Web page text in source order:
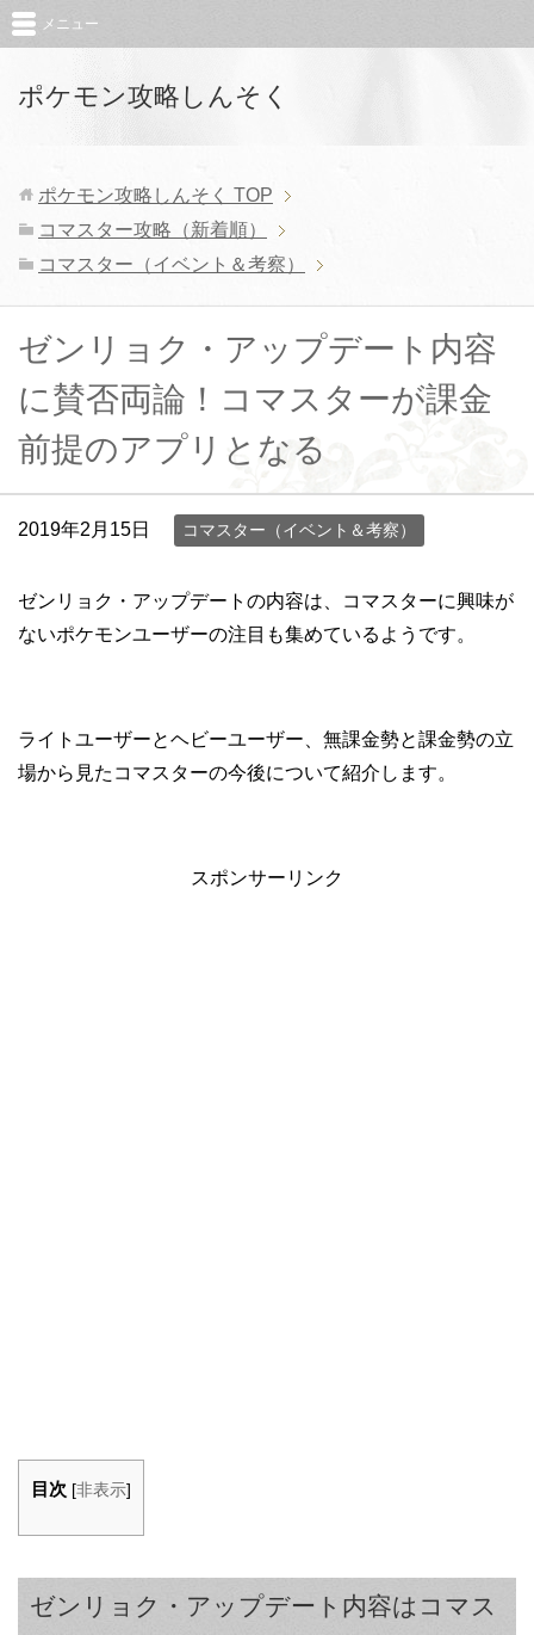
ポケモン攻略しんそく
メニュー
ポケモン攻略しんそく TOP
コマスター攻略（新着順）
コマスター（イベント＆考察）
ゼンリョク・アップデート内容
に賛否両論！コマスターが課金
前提のアプリとなる
2019年2月15日 コマスター（イベント＆考察）
ゼンリョク・アップデートの内容は、コマスターに興味が
ないポケモンユーザーの注目も集めているようです。
ライトユーザーとヘビーユーザー、無課金勢と課金勢の立
場から見たコマスターの今後について紹介します。
スポンサーリンク
目次 [非表示]
ゼンリョク・アップデート内容はコマス